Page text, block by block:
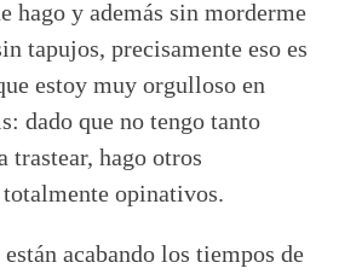
hago y además sin morderme
tapujos, precisamente eso es
estoy muy orgulloso en
dado que no tengo tanto
trastear, hago otros
opinativos.
acabando los tiempos de